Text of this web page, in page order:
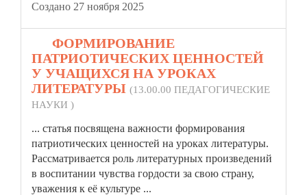
Создано 27 ноября 2025
ФОРМИРОВАНИЕ
ПАТРИОТИЧЕСКИХ ЦЕННОСТЕЙ
У УЧАЩИХСЯ НА УРОКАХ
ЛИТЕРАТУРЫ (13.00.00 ПЕДАГОГИЧЕСКИЕ
НАУКИ )
... статья посвящена важности формирования
патриотических ценностей на уроках литературы.
Рассматривается роль литературных произведений
в воспитании чувства гордости за свою страну,
уважения к её культуре ...